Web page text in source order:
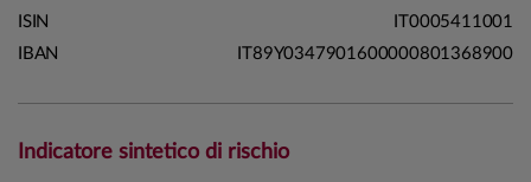
ISIN
IT0005411001
IBAN
IT89Y0347901600000801368900
Indicatore sintetico di rischio